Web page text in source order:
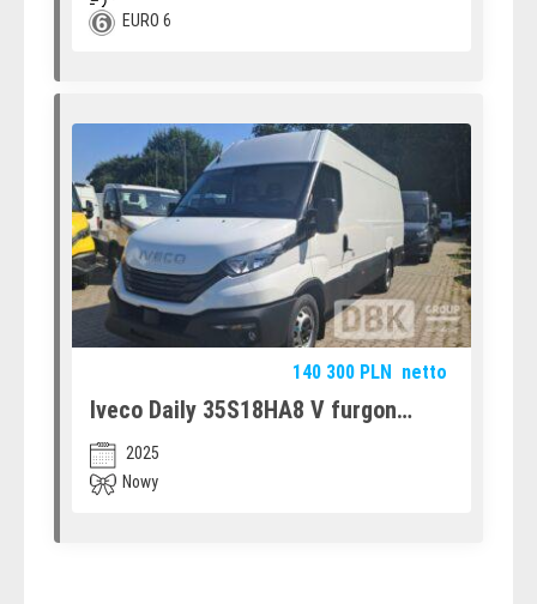
EURO 6
140 300 PLN netto
Iveco Daily 35S18HA8 V furgon
(12580714)
2025
Nowy